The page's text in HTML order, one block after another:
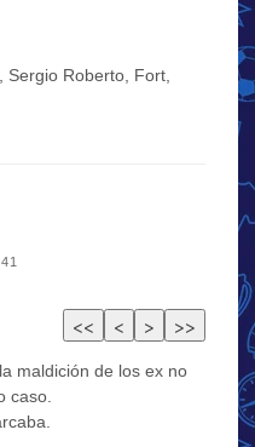
Sergio Roberto, Fort,
maldición de los ex no
caso.